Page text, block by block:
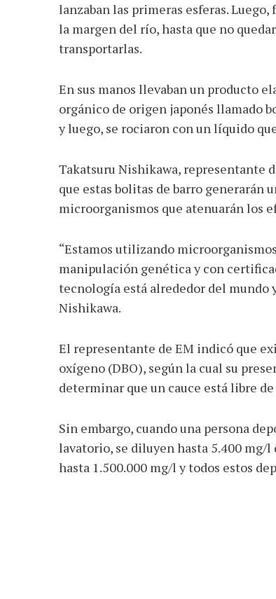
lanzaban las primeras esferas.
la margen del río, hasta que no
transportarlas.
En sus manos llevaban un producto
orgánico de origen japonés llamado
y luego, se rociaron con un líquido
Takatsuru Nishikawa, representante
que estas bolitas de barro generarán
microorganismos que atenuarán los
“Estamos utilizando
manipulación genética y con
tecnología está alrededor del mundo
Nishikawa.
El representante de EM indicó que
oxígeno (DBO), según la cual su
determinar que un cauce está libre
Sin embargo, cuando una persona
lavatorio, se diluyen hasta 5.400 mg/
hasta 1.500.000 mg/l y todos estos